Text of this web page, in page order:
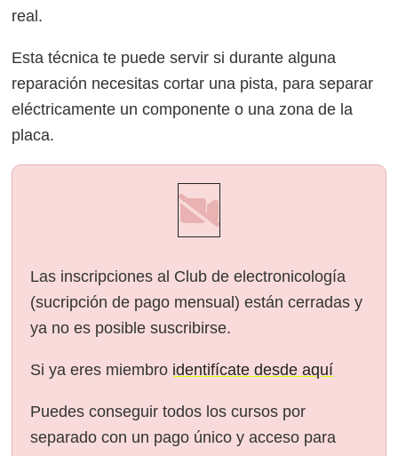
real.
Esta técnica te puede servir si durante alguna
reparación necesitas cortar una pista, para separar
eléctricamente un componente o una zona de la
placa.
Las inscripciones al Club de electronicología
(sucripción de pago mensual) están cerradas y
ya no es posible suscribirse.
Si ya eres miembro identifícate desde aquí
Puedes conseguir todos los cursos por
separado con un pago único y acceso para